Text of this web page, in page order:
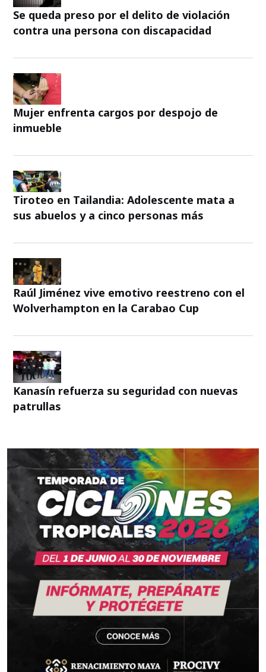
Se queda preso por el delito de violación
contra una persona con discapacidad
Mujer enfrenta cargos por despojo de
inmueble
Tiroteo en Tailandia: Adolescente mata a
sus abuelos y a cinco personas más
Raúl Jiménez vive emotivo reestreno con el
Wolverhampton en la Carabao Cup
Kanasín refuerza su seguridad con nuevas
patrullas